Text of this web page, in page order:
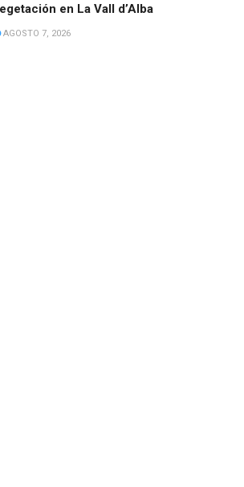
en La Vall d’Alba
AGOSTO 7, 2026